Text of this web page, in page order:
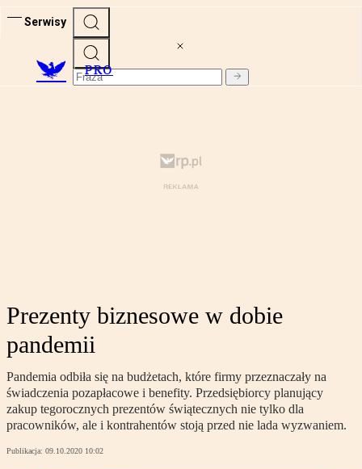
Serwisy
PRO
Prezenty biznesowe w dobie
pandemii
Pandemia odbiła się na budżetach, które firmy przeznaczały na
świadczenia pozapłacowe i benefity. Przedsiębiorcy planujący
zakup tegorocznych prezentów świątecznych nie tylko dla
pracowników, ale i kontrahentów stoją przed nie lada wyzwaniem.
Publikacja: 09.10.2020 10:02